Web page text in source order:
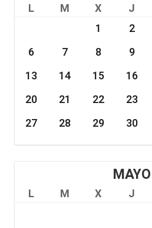
L M X J
1
2
6
7 8 9
13
14 15 16
20
21 22 23
27
28 29 30
MAYO
L M X J